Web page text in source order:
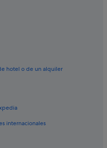
hotel o de un alquiler
internacionales